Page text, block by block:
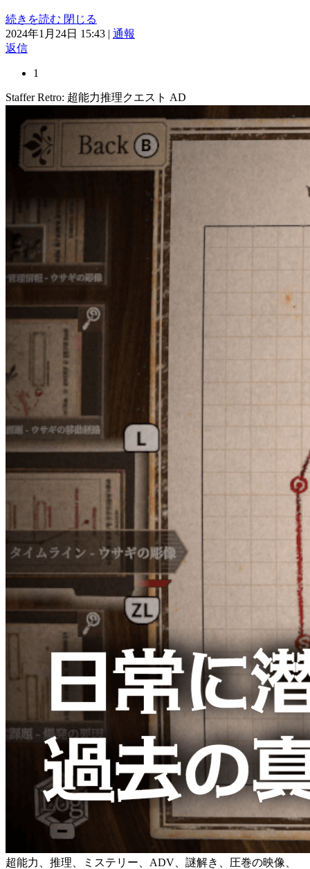
続きを読む 閉じる
2024年1月24日 15:43 | 通報
返信
1
Staffer Retro: 超能力推理クエスト AD
超能力、推理、ミステリー、ADV、謎解き、圧巻の映像、